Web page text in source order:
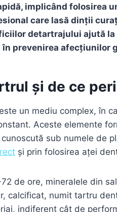
implicând folosirea
care lasă dinții
detartrajului ajută
prevenirea afecțiunilor
și de ce
un mediu complex, în
Aceste elemente
sub numele de
și prin folosirea aței
de ore, mineralele din
calcificat, numit tartru
indiferent cât de